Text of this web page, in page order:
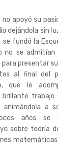
apoyó su
dejándola sin
se fundó la
no se admitían
para presentar
al final del
que le
brillante trabajo
animándola a
años se
sobre teoría
matemáticas